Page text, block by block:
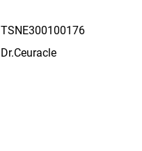
TSNE300100176
Dr.Ceuracle